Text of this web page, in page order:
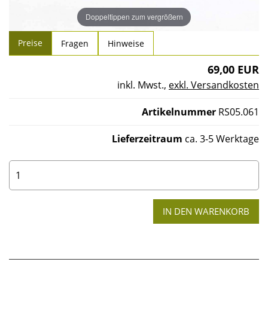
Doppeltippen zum vergrößern
Preise Fragen Hinweise
69,00 EUR
inkl. Mwst., exkl. Versandkosten
Artikelnummer RS05.061
Lieferzeitraum ca. 3-5 Werktage
0